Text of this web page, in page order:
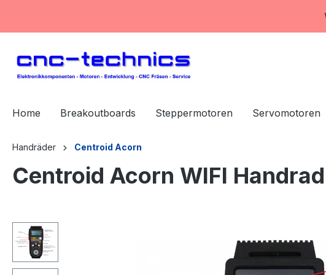
Wir
Home Breakoutboards Steppermotoren Servomotoren
Handräder Centroid Acorn
Centroid Acorn WIFI Handrad
Bildergalerie überspringen